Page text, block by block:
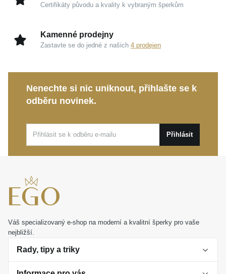
Certifikáty původu a kvality k vybraným šperkům
Kamenné prodejny
Zastavte se do jedné z našich 4 prodejen
Nenechte si nic uniknout, přihlašte se k
odběru novinek.
Přihlásit
Váš specializovaný e-shop na moderní a kvalitní šperky pro vaše
nejbližší.
Rady, tipy a triky